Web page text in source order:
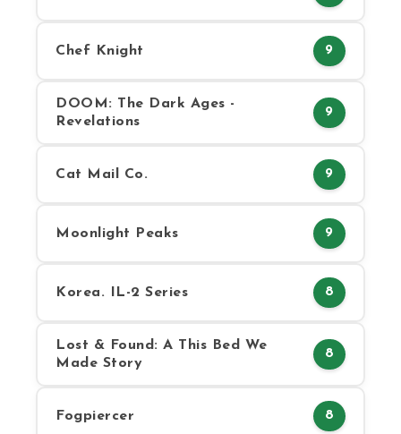
Chef Knight 9
DOOM: The Dark Ages -
Revelations
9
Cat Mail Co. 9
Moonlight Peaks 9
Korea. IL-2 Series 8
Lost & Found: A This Bed We
Made Story
8
Fogpiercer 8